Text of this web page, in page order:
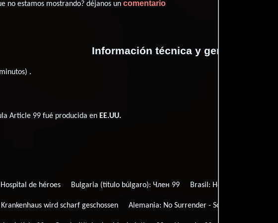
no estamos mostrando? déjanos uncomentario
Información técnica y general
.
Article 99 fué producida en EE.UU.
Hospital de héroes Bulgaria (título búlgaro):Члeн 99 Brasil: Hospital de Heróis
Krankenhaus wird scharf geschossen Alemania: No Surrender - Schrei nach